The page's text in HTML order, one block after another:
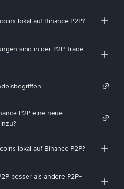
lokal auf Binance P2P?
sind in der P2P Trade-
P2P eine neue
lokal auf Binance P2P?
besser als andere P2P-